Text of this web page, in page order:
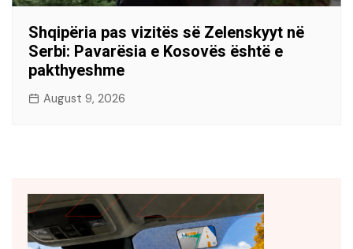
Shqipëria pas vizitës së Zelenskyyt në
Serbi: Pavarësia e Kosovës është e
pakthyeshme
August 9, 2026